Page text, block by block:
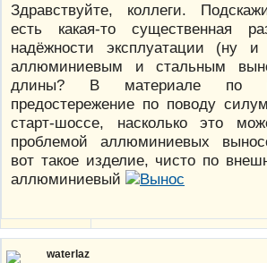
Здравствуйте, коллеги.
есть какая-то существенная
надёжности эксплуатации (ну
аллюминиевым и стальным
длины? В материале по
предостережение по поводу
старт-шоссе, насколько это
проблемой аллюминиевых
вот такое изделие, чисто по
аллюминиевый
waterlaz